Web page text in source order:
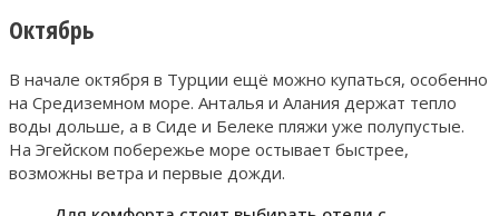
Октябрь
В начале октября в Турции ещё можно купаться, особенно
на Средиземном море. Анталья и Алания держат тепло
воды дольше, а в Сиде и Белеке пляжи уже полупустые.
На Эгейском побережье море остывает быстрее,
возможны ветра и первые дожди.